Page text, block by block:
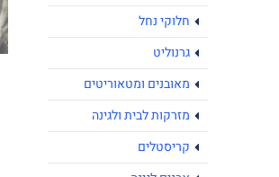
חלוקי נחל
גרנוליט
מאובנים ומטאוריטים
מזרקות לבית ולגינה
קריסטלים